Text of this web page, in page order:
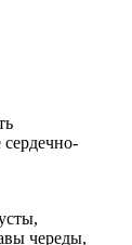
череды,